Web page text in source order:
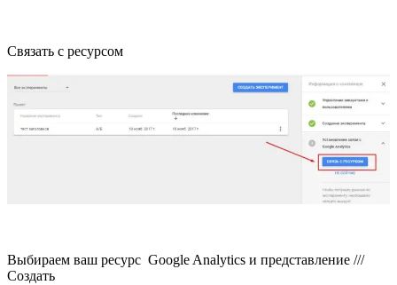
Связать с ресурсом
Выбираем ваш ресурс Google Analytics и представление ///
Создать